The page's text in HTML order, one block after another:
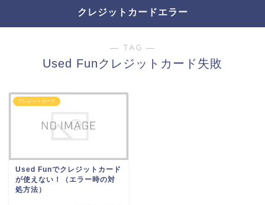
クレジットカードエラー
― TAG ―
Used Funクレジットカード失敗
クレジットカード
Used Funでクレジットカード
が使えない！（エラー時の対
処方法）